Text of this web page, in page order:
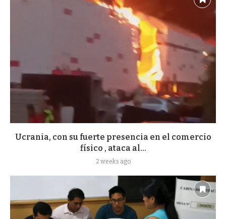
Ucrania, con su fuerte presencia en el comercio
físico , ataca al...
2 weeks ago